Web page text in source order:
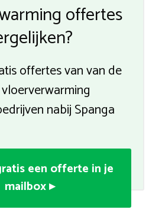
offertes
offertes van van de
nabij Spanga
een offerte in je
mailbox ▸